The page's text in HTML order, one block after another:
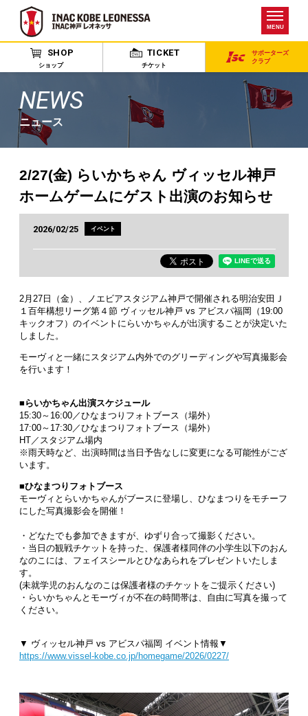
MENU
SHOP
ショップ
TICKET
チケット
サポーターズ
クラブ
NEWS
ニュース
2/27(金) らいかちゃん ヴィッセル神戸
ホームゲームにゲスト出演のお知らせ
2026/02/25 イベント
2月27日（金）、ノエビアスタジアム神戸で開催される明治安田Ｊ
１百年構想リーグ第４節 ヴィッセル神戸 vs アビスパ福岡（19:00
キックオフ）のイベントにらいかちゃんが出演することが決定いた
しました。
モーヴィと一緒にスタジアム内外でのグリーディングや写真撮影会
を行います！
■らいかちゃん出演スケジュール
15:30～16:00／ひなまつりフォトブース（場外）
17:00～17:30／ひなまつりフォトブース（場外）
HT／スタジアム場内
※雨天時など、出演時間は当日予告なしに変更になる可能性がござ
います。
■ひなまつりフォトブース
モーヴィとらいかちゃんがブースに登場し、ひなまつりをモチーフ
にした写真撮影会を開催！
・どなたでも参加できますが、ゆずり合って撮影ください。
・当日の観戦チケットを持った、保護者様同伴の小学生以下のおん
なのこには、フェイスシールとひなあられをプレゼントいたしま
す。
(未就学児のおんなのこは保護者様のチケットをご提示ください)
・らいかちゃんとモーヴィが不在の時間帯は、自由に写真を撮って
ください。
▼ ヴィッセル神戸 vs アビスパ福岡 イベント情報▼
https://www.vissel-kobe.co.jp/homegame/2026/0227/